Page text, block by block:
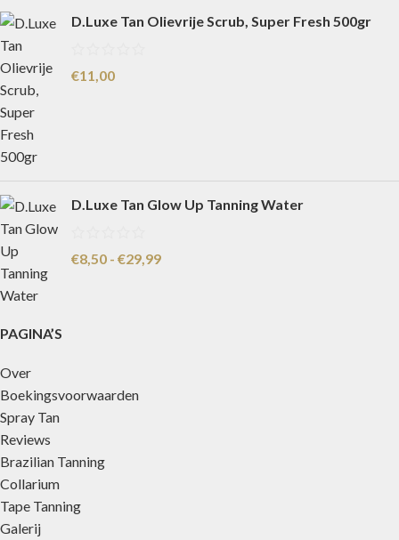
D.Luxe Tan Olievrije Scrub, Super Fresh 500gr
€11,00
D.Luxe Tan Glow Up Tanning Water
€8,50 - €29,99
PAGINA’S
Over
Boekingsvoorwaarden
Spray Tan
Reviews
Brazilian Tanning
Collarium
Tape Tanning
Galerij